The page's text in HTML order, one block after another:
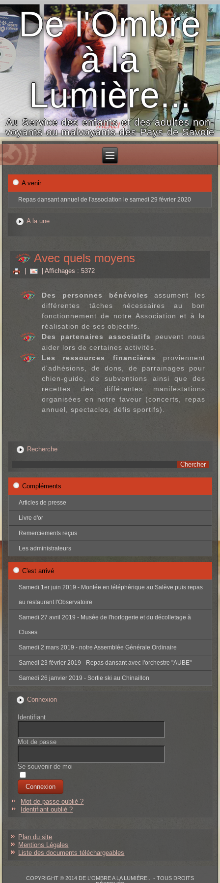
De l'Ombre
à la
Lumière...
Au Service des enfants et des adultes non-
voyants ou malvoyants des Pays de Savoie
A venir
Repas dansant annuel de l'association le samedi 29 février 2020
A la une
Avec quels moyens
| Affichages : 5372
Des personnes bénévoles assument les
différentes tâches nécessaires au bon
fonctionnement de notre Association et à la
réalisation de ses objectifs.
Des partenaires associatifs peuvent nous
aider lors de certaines activités.
Les ressources financières proviennent
d'adhésions, de dons, de parrainages pour
chien-guide, de subventions ainsi que des
recettes des différentes manifestations
organisées en notre faveur (concerts, repas
annuel, spectacles, défis sportifs).
Recherche
Compléments
Articles de presse
Livre d'or
Remerciements reçus
Les administrateurs
C'est arrivé
Samedi 1er juin 2019 - Montée en téléphérique au Salève puis repas
au restaurant l'Observatoire
Samedi 27 avril 2019 - Musée de l'horlogerie et du décolletage à
Cluses
Samedi 2 mars 2019 - notre Assemblée Générale Ordinaire
Samedi 23 février 2019 - Repas dansant avec l'orchestre "AUBE"
Samedi 26 janvier 2019 - Sortie ski au Chinaillon
Connexion
Identifiant
Mot de passe
Se souvenir de moi
Mot de passe oublié ?
Identifiant oublié ?
Plan du site
Mentions Légales
Liste des documents téléchargeables
COPYRIGHT © 2014 DE L'OMBRE A LA LUMIÈRE... - TOUS DROITS